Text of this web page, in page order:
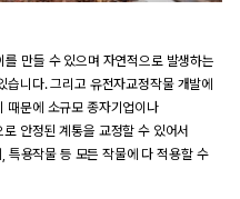
만들 수 있으며 자연적으로 발생하는
니다. 그리고 유전자교정작물 개발에
때문에 소규모 종자기업이나
안정된 계통을 교정할 수 있어서
특용작물 등 모든 작물에 다 적용할 수